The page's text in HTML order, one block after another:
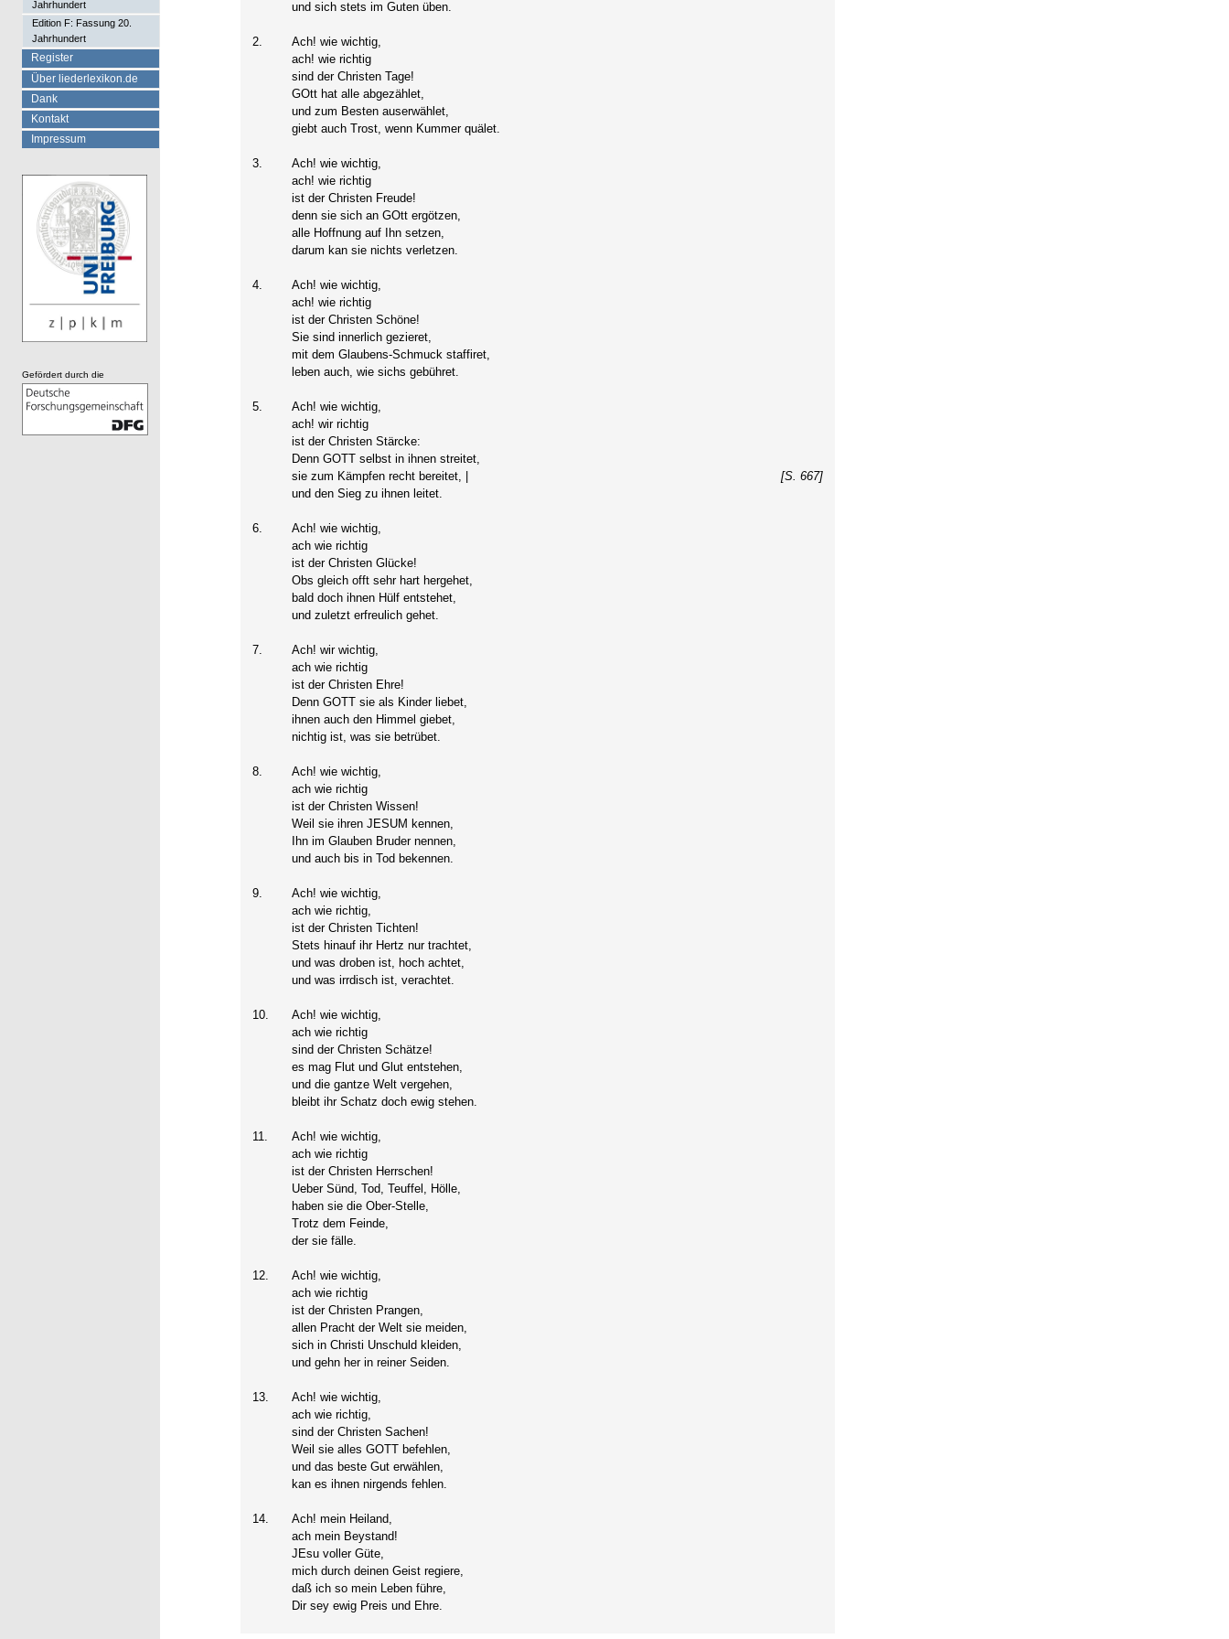
und sich stets im Guten üben.
2.
Ach! wie wichtig,
ach! wie richtig
sind der Christen Tage!
GOtt hat alle abgezählet,
und zum Besten auserwählet,
giebt auch Trost, wenn Kummer quälet.
3.
Ach! wie wichtig,
ach! wie richtig
ist der Christen Freude!
denn sie sich an GOtt ergötzen,
alle Hoffnung auf Ihn setzen,
darum kan sie nichts verletzen.
4.
Ach! wie wichtig,
ach! wie richtig
ist der Christen Schöne!
Sie sind innerlich gezieret,
mit dem Glaubens-Schmuck staffiret,
leben auch, wie sichs gebühret.
5.
Ach! wie wichtig,
ach! wir richtig
ist der Christen Stärcke:
Denn GOTT selbst in ihnen streitet,
sie zum Kämpfen recht bereitet, |
[S. 667]
und den Sieg zu ihnen leitet.
6.
Ach! wie wichtig,
ach wie richtig
ist der Christen Glücke!
Obs gleich offt sehr hart hergehet,
bald doch ihnen Hülf entstehet,
und zuletzt erfreulich gehet.
7.
Ach! wir wichtig,
ach wie richtig
ist der Christen Ehre!
Denn GOTT sie als Kinder liebet,
ihnen auch den Himmel giebet,
nichtig ist, was sie betrübet.
8.
Ach! wie wichtig,
ach wie richtig
ist der Christen Wissen!
Weil sie ihren JESUM kennen,
Ihn im Glauben Bruder nennen,
und auch bis in Tod bekennen.
9.
Ach! wie wichtig,
ach wie richtig,
ist der Christen Tichten!
Stets hinauf ihr Hertz nur trachtet,
und was droben ist, hoch achtet,
und was irrdisch ist, verachtet.
10.
Ach! wie wichtig,
ach wie richtig
sind der Christen Schätze!
es mag Flut und Glut entstehen,
und die gantze Welt vergehen,
bleibt ihr Schatz doch ewig stehen.
11.
Ach! wie wichtig,
ach wie richtig
ist der Christen Herrschen!
Ueber Sünd, Tod, Teuffel, Hölle,
haben sie die Ober-Stelle,
Trotz dem Feinde,
der sie fälle.
12.
Ach! wie wichtig,
ach wie richtig
ist der Christen Prangen,
allen Pracht der Welt sie meiden,
sich in Christi Unschuld kleiden,
und gehn her in reiner Seiden.
13.
Ach! wie wichtig,
ach wie richtig,
sind der Christen Sachen!
Weil sie alles GOTT befehlen,
und das beste Gut erwählen,
kan es ihnen nirgends fehlen.
14.
Ach! mein Heiland,
ach mein Beystand!
JEsu voller Güte,
mich durch deinen Geist regiere,
daß ich so mein Leben führe,
Dir sey ewig Preis und Ehre.
Jahrhundert
Edition F: Fassung 20.
Jahrhundert
Register
Über liederlexikon.de
Dank
Kontakt
Impressum
Gefördert durch die